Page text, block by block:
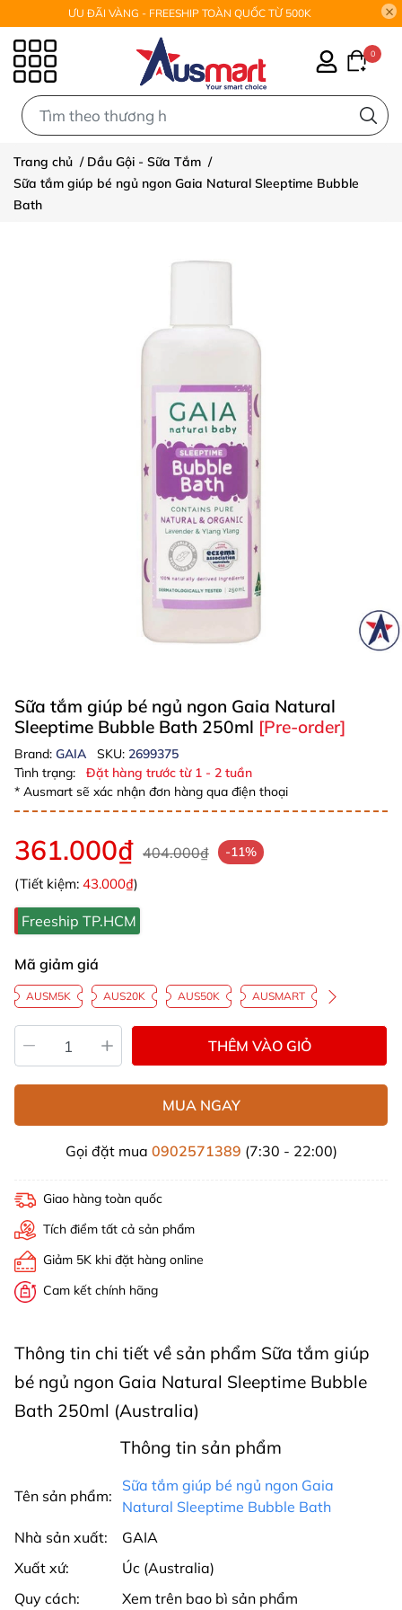
ƯU ĐÃI VÀNG - FREESHIP TOÀN QUỐC TỪ 500K
0
Trang chủ / Dầu Gội - Sữa Tắm /
Sữa tắm giúp bé ngủ ngon Gaia Natural Sleeptime Bubble
Bath
Sữa tắm giúp bé ngủ ngon Gaia Natural
Sleeptime Bubble Bath 250ml [Pre-order]
Brand: GAIA SKU: 2699375
Tình trạng:
Đặt hàng trước từ 1 - 2 tuần
* Ausmart sẽ xác nhận đơn hàng qua điện thoại
361.000₫ 404.000₫ -11%
(Tiết kiệm: 43.000₫)
Freeship TP.HCM
Mã giảm giá
AUSM5K AUS20K AUS50K AUSMART
THÊM VÀO GIỎ
MUA NGAY
Gọi đặt mua 0902571389 (7:30 - 22:00)
Giao hàng toàn quốc
Tích điểm tất cả sản phẩm
Giảm 5K khi đặt hàng online
Cam kết chính hãng
Thông tin chi tiết về sản phẩm Sữa tắm giúp
bé ngủ ngon Gaia Natural Sleeptime Bubble
Bath 250ml (Australia)
Thông tin sản phẩm
Tên sản phẩm:
Sữa tắm giúp bé ngủ ngon Gaia
Natural Sleeptime Bubble Bath
Nhà sản xuất:
GAIA
Xuất xứ:
Úc (Australia)
Quy cách:
Xem trên bao bì sản phẩm